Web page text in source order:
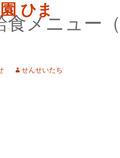
メニュー（
せんせいたち